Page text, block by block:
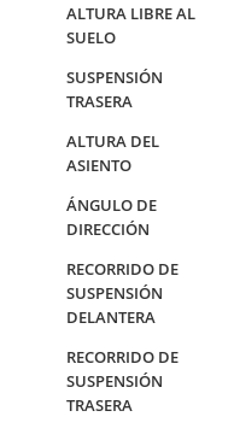
ALTURA LIBRE AL
SUELO
SUSPENSIÓN
TRASERA
ALTURA DEL
ASIENTO
ÁNGULO DE
DIRECCIÓN
RECORRIDO DE
SUSPENSIÓN
DELANTERA
RECORRIDO DE
SUSPENSIÓN
TRASERA